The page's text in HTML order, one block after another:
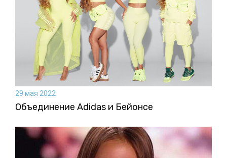
29 мая 2022
Объединение Adidas и Бейонсе